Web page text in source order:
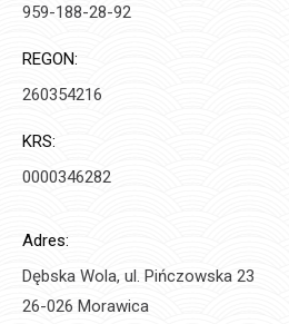
959-188-28-92
REGON:
260354216
KRS:
0000346282
Adres:
Dębska Wola, ul. Pińczowska 23
26-026 Morawica